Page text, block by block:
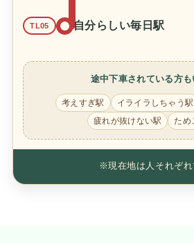
TL05 自分らしい毎日駅
途中下車されている方
考えすぎ駅 イライラしちゃう駅
疲れが抜けない駅
ため
※現在地は人それぞれ